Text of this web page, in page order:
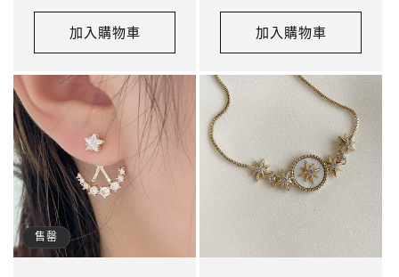
價
加入購物車
價
價
加入購物車
售罄